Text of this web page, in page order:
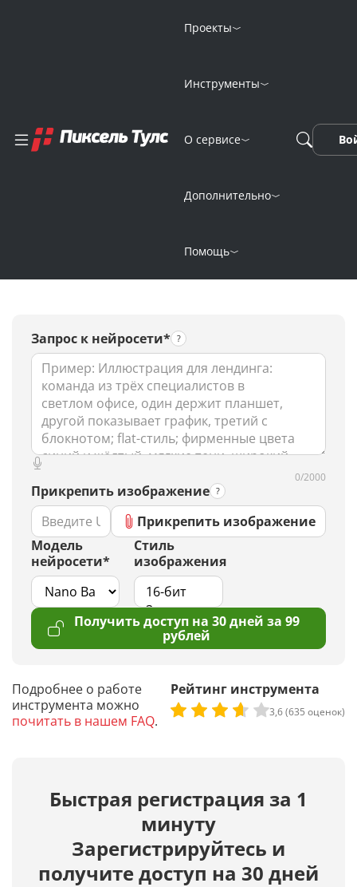
Проекты
Инструменты
О сервисе
Дополнительно
Помощь
Онлайн-генерация
логотипа для
клиники
нейросетью
Запрос к нейросети*
0/2000
Прикрепить изображение
Прикрепить изображение
Модель
нейросети*
Стиль
изображения
Получить доступ на 30 дней за 99
рублей
Подробнее о работе
инструмента можно
почитать в нашем FAQ.
Рейтинг инструмента
3,6 (635 оценок)
Быстрая регистрация за 1
минуту
Зарегистрируйтесь и
получите доступ на 30 дней